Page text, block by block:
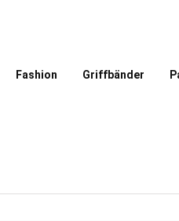
Fashion Griffbänder